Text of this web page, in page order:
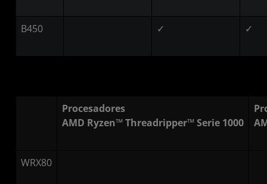
B450 ✓ ✓
Procesadores
AMD Ryzen™ Threadripper™ Serie 1000
WRX80